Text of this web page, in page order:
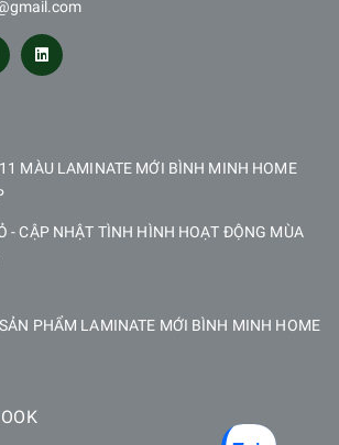
MÀU LAMINATE MỚI BÌNH MINH HOME
- CẬP NHẬT TÌNH HÌNH HOẠT ĐỘNG MÙA
PHẨM LAMINATE MỚI BÌNH MINH HOME